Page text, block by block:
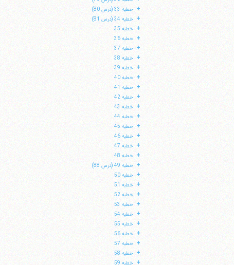
+ خطبه 33 (درس 80)
+ خطبه 34 (درس 81)
+ خطبه 35
+ خطبه 36
+ خطبه 37
+ خطبه 38
+ خطبه 39
+ خطبه 40
+ خطبه 41
+ خطبه 42
+ خطبه 43
+ خطبه 44
+ خطبه 45
+ خطبه 46
+ خطبه 47
+ خطبه 48
+ خطبه 49 (درس 88)
+ خطبه 50
+ خطبه 51
+ خطبه 52
+ خطبه 53
+ خطبه 54
+ خطبه 55
+ خطبه 56
+ خطبه 57
+ خطبه 58
+ خطبه 59